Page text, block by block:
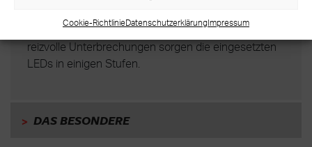
Cookie-RichtlinieDatenschutzerklärungImpressum
den großflächigen Glastafeln. Für Abwechslung und
reizvolle Unterbrechungen sorgen die eingesetzten
LEDs in einigen Stufen.
> DAS BESONDERE